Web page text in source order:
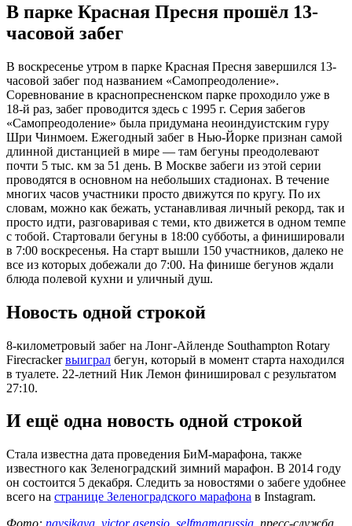
В парке Красная Пресня прошёл 13-
часовой забег
В воскресенье утром в парке Красная Пресня завершился 13-
часовой забег под названием «Самопреодоление».
Соревнование в краснопресненском парке проходило уже в
18-й раз, забег проводится здесь с 1995 г. Серия забегов
«Самопреодоление» была придумана неоиндуистским гуру
Шри Чинмоем. Ежегодный забег в Нью-Йорке признан самой
длинной дистанцией в мире — там бегуны преодолевают
почти 5 тыс. км за 51 день. В Москве забеги из этой серии
проводятся в основном на небольших стадионах. В течение
многих часов участники просто движутся по кругу. По их
словам, можно как бежать, устанавливая личный рекорд, так и
просто идти, разговаривая с теми, кто движется в одном темпе
с тобой. Стартовали бегуны в 18:00 субботы, а финишировали
в 7:00 воскресенья. На старт вышли 150 участников, далеко не
все из которых добежали до 7:00. На финише бегунов ждали
блюда полевой кухни и уличный душ.
Новость одной строкой
8-километровый забег на Лонг-Айленде Southampton Rotary
Firecrackerвыиграл бегун, который в момент старта находился
в туалете. 22-летний Ник Лемон финишировал с результатом
27:10.
И ещё одна новость одной строкой
Стала известна дата проведения БиМ-марафона, также
известного как Зеленоградский зимний марафон. В 2014 году
он состоится 5 декабря. Следить за новостями о забеге удобнее
всего на странице Зеленоградского марафона в Instagram.